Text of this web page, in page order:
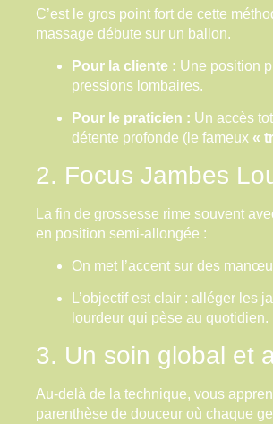
C’est le gros point fort de cette
massage débute sur un ballon.
Pour la cliente : Une position
pressions lombaires.
Pour le praticien : Un accès
détente profonde (le fameux«
2. Focus Jambes
La fin de grossesse rime souvent
en position semi-allongée :
On met l’accent sur des
L’objectif est clair : alléger les
lourdeur qui pèse au quotidien.
3. Un soin global et
Au-delà de la technique, vous
parenthèse de douceur où chaque